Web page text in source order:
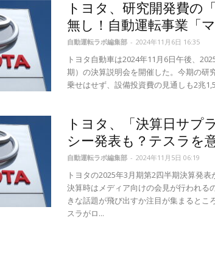
トヨタ、研究開発費の
無し！自動運転事業「
自動運転ラボ編集部 - 2024年11月6日 16:35
トヨタ自動車は2024年11月6日午後、
期）の決算説明会を開催した。今期の研
乗せはせず、設備投資費の見通しも2兆
トヨタ、「決算日サプ
シー発表も？テスラを
自動運転ラボ編集部 - 2024年11月5日 06:19
トヨタの2025年3月期第2四半期決算発
決算時はメディア向けの会見が行われる
きな話題が飛び出すか注目が集まるとこ
スラがロ...